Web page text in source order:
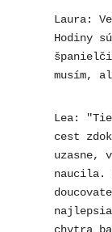
Laura:
Hodiny
musím,
Lea:
cest
uzasne,
naucila.